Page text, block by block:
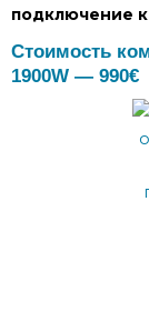
подключение
Стоимость
1900W — 990€